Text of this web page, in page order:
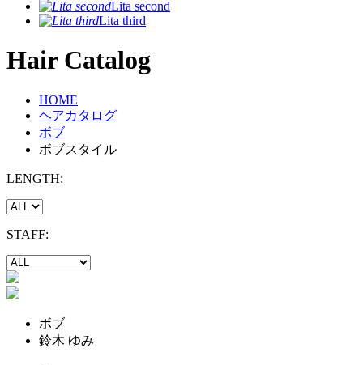
Lita second
Lita third
Hair Catalog
HOME
ヘアカタログ
ボブ
ボブスタイル
LENGTH:
STAFF:
ボブ
鈴木 ゆみ